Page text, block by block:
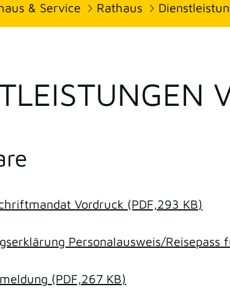
& Service Rathaus
Vordruck (PDF,293 KB)
Personalausweis/Reisepass
(PDF,267 KB)